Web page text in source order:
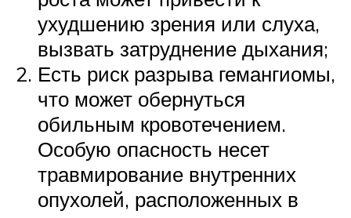
ухудшению зрения или слуха,
вызвать затруднение дыхания;
Есть риск разрыва гемангиомы,
что может обернуться
обильным кровотечением.
Особую опасность несет
травмирование внутренних
опухолей, расположенных в